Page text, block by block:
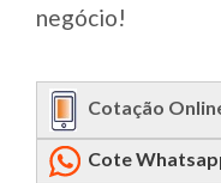
negócio!
Cotação
Cote